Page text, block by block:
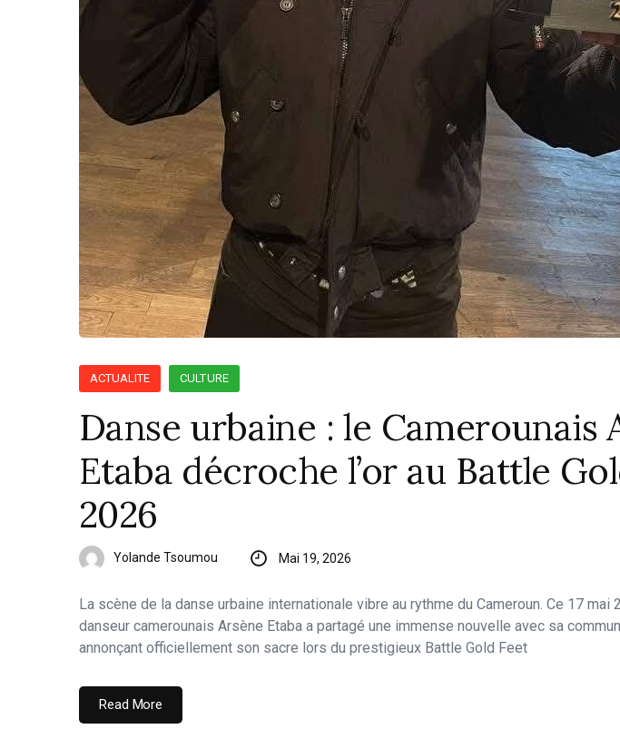
ACTUALITE CULTURE
Danse urbaine : le Camerounais
Etaba décroche l’or au Battle
2026
Yolande Tsoumou Mai 19, 2026
La scène de la danse urbaine internationale vibre au rythme du Cameroun. Ce 17 mai
danseur camerounais Arsène Etaba a partagé une immense nouvelle avec sa
annonçant officiellement son sacre lors du prestigieux Battle Gold Feet
Read More